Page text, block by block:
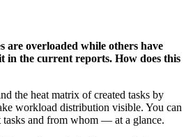
are overloaded while others have
in the current reports. How does this
the heat matrix of created tasks by
workload distribution visible. You can
tasks and from whom — at a glance.